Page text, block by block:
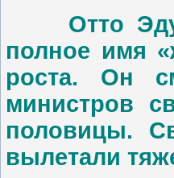
Отто
полное имя
роста. Он
министров
половицы.
вылетали